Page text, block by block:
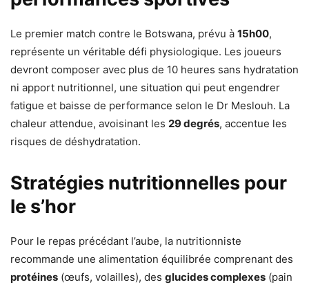
Le premier match contre le Botswana, prévu à 15h00,
représente un véritable défi physiologique. Les joueurs
devront composer avec plus de 10 heures sans hydratation
ni apport nutritionnel, une situation qui peut engendrer
fatigue et baisse de performance selon le Dr Meslouh. La
chaleur attendue, avoisinant les 29 degrés, accentue les
risques de déshydratation.
Stratégies nutritionnelles pour
le s’hor
Pour le repas précédant l’aube, la nutritionniste
recommande une alimentation équilibrée comprenant des
protéines (œufs, volailles), des glucides complexes (pain